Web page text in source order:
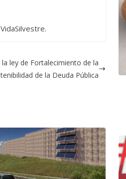
ley de Fortalecimiento de la
de la Deuda Pública